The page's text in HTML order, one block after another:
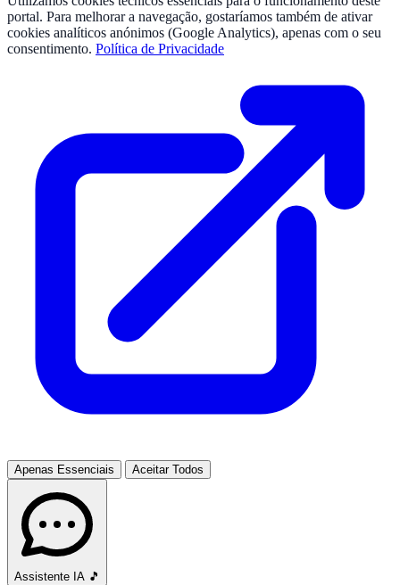
portal. Para melhorar a navegação, gostaríamos também de ativar
cookies analíticos anónimos (Google Analytics), apenas com o seu
consentimento. Política de Privacidade
Apenas Essenciais Aceitar Todos
Assistente IA 🎵